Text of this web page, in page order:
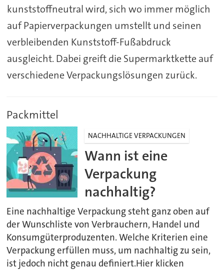
kunststoffneutral wird, sich wo immer möglich
auf Papierverpackungen umstellt und seinen
verbleibenden Kunststoff-Fußabdruck
ausgleicht. Dabei greift die Supermarktkette auf
verschiedene Verpackungslösungen zurück.
Packmittel
NACHHALTIGE VERPACKUNGEN
Wann ist eine
Verpackung
nachhaltig?
Eine nachhaltige Verpackung steht ganz oben auf
der Wunschliste von Verbrauchern, Handel und
Konsumgüterproduzenten. Welche Kriterien eine
Verpackung erfüllen muss, um nachhaltig zu sein,
ist jedoch nicht genau definiert.Hier klicken